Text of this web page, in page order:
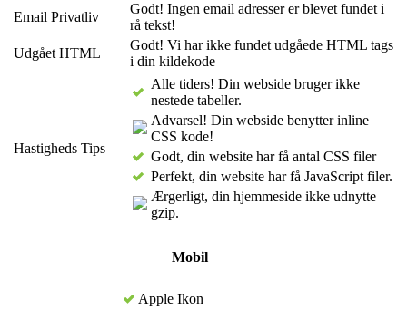
Email Privatliv
Godt! Ingen email adresser er blevet fundet i
rå tekst!
Udgået HTML
Godt! Vi har ikke fundet udgåede HTML tags
i din kildekode
Hastigheds Tips
Alle tiders! Din webside bruger ikke
nestede tabeller.
Advarsel! Din webside benytter inline
CSS kode!
Godt, din website har få antal CSS filer
Perfekt, din website har få JavaScript filer.
Ærgerligt, din hjemmeside ikke udnytte
gzip.
Mobil
Apple Ikon